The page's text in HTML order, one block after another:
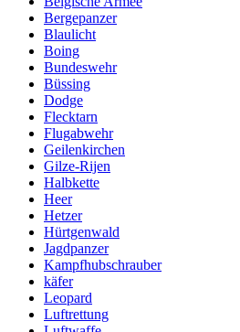
Bergepanzer
Blaulicht
Boing
Bundeswehr
Büssing
Dodge
Flecktarn
Flugabwehr
Geilenkirchen
Gilze-Rijen
Halbkette
Heer
Hetzer
Hürtgenwald
Jagdpanzer
Kampfhubschrauber
käfer
Leopard
Luftrettung